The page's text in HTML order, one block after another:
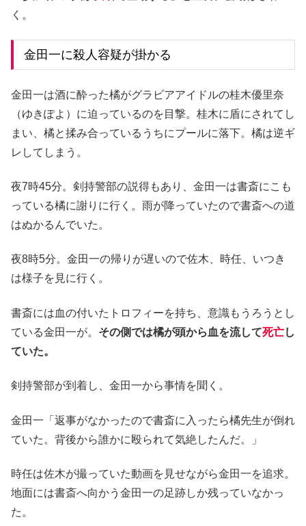
く。
金田一に殺人容疑が掛かる
金田一は酒に酔った橘がグラビアアイドルの桂木優里奈
（ゆきぽよ）に迫っているのを目撃。桂木に盾にされてし
まい、橘と揉み合っているうちにプールに落下。橘は逆ギ
レしてしまう。
夜7時45分。剣持警部の説得もあり、金田一は書斎にこも
っている橘に謝りに行く。雨が降っていたので書斎への道
はぬかるんでいた。
夜8時5分。金田一の帰りが遅いので佐木、時任、いつき
は様子を見に行く。
書斎には血の付いたトロフィーを持ち、意識もうろうとし
ている金田一が。 その側では橘が頭から血を流して死亡し
ていた。
剣持警部が到着し、金田一から事情を聞く。
金田一「返事がなかったので書斎に入ったら橘先生が倒れ
ていた。背後から誰かに殴られて気絶したんだ。」
時任は佐木が撮っていた動画を見せながら金田一を追求。
地面には書斎へ向かう金田一の足跡しか残っていなかっ
た。